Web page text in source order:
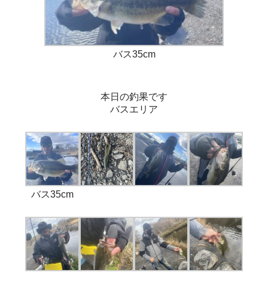
バス35cm
本日の釣果です
バスエリア
バス35cm